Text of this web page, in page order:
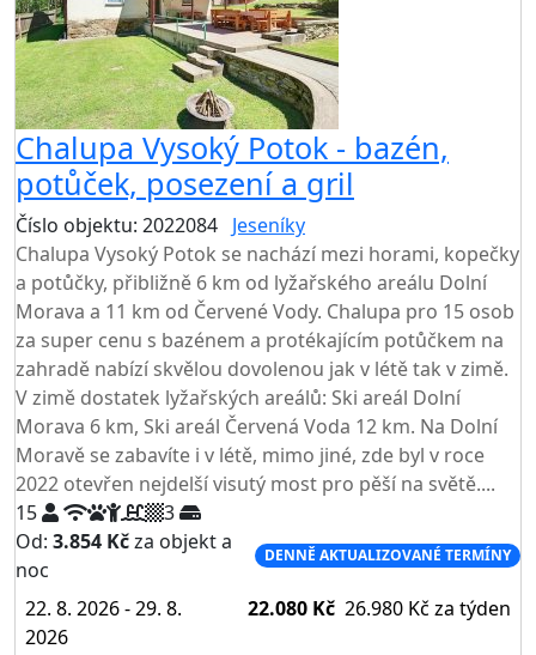
Chalupa Vysoký Potok - bazén,
potůček, posezení a gril
Číslo objektu: 2022084 Jeseníky
Chalupa Vysoký Potok se nachází mezi horami, kopečky
a potůčky, přibližně 6 km od lyžařského areálu Dolní
Morava a 11 km od Červené Vody. Chalupa pro 15 osob
za super cenu s bazénem a protékajícím potůčkem na
zahradě nabízí skvělou dovolenou jak v létě tak v zimě.
V zimě dostatek lyžařských areálů: Ski areál Dolní
Morava 6 km, Ski areál Červená Voda 12 km. Na Dolní
Moravě se zabavíte i v létě, mimo jiné, zde byl v roce
2022 otevřen nejdelší visutý most pro pěší na světě....
15
3
Od: 3.854 Kčza objekt a
noc
DENNĚ AKTUALIZOVANÉ TERMÍNY
22. 8. 2026 - 29. 8.
2026
22.080 Kč 26.980 Kč za týden